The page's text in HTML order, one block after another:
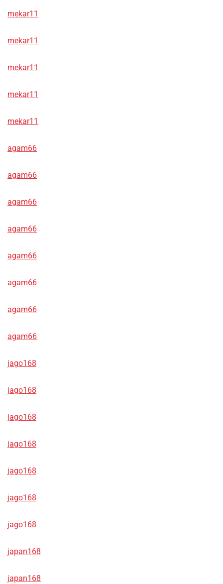
mekar11
mekar11
mekar11
mekar11
mekar11
agam66
agam66
agam66
agam66
agam66
agam66
agam66
agam66
jago168
jago168
jago168
jago168
jago168
jago168
jago168
japan168
japan168